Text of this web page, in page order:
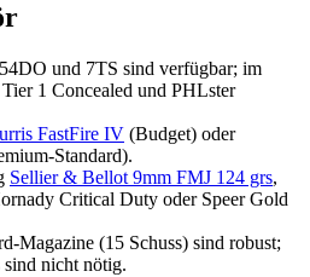
und 7TS sind verfügbar; im
1 Concealed und PHLster
FastFire IV (Budget) oder
Standard).
Sellier & Bellot 9mm FMJ 124 grs,
Critical Duty oder Speer Gold
Magazine (15 Schuss) sind robust;
nicht nötig.